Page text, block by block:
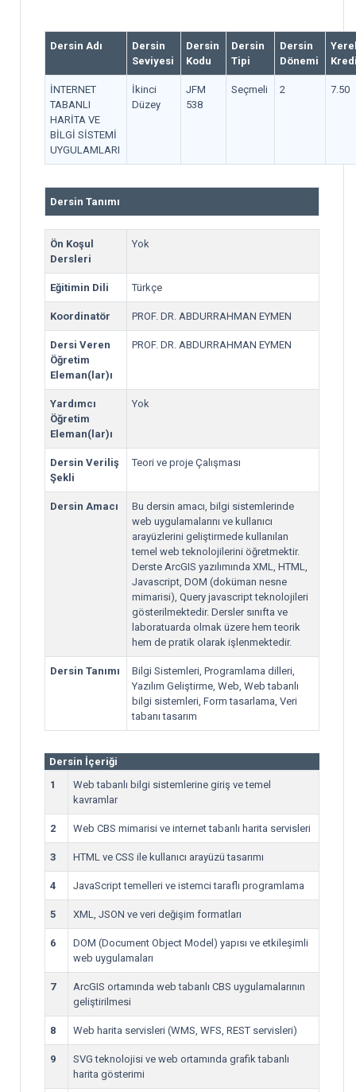
Dersin Adı
Dersin
Seviyesi
Dersin
Kodu
Dersin
Tipi
Dersin
Dönemi
İNTERNET
TABANLI
HARİTA VE
BİLGİ SİSTEMİ
UYGULAMLARI
İkinci
Düzey
JFM
538
Seçmeli 2 7.50
Dersin Tanımı
Ön Koşul
Dersleri
Yok
Eğitimin Dili Türkçe
Koordinatör PROF. DR. ABDURRAHMAN EYMEN
Dersi Veren
Öğretim
Eleman(lar)ı
PROF. DR. ABDURRAHMAN EYMEN
Yardımcı
Öğretim
Eleman(lar)ı
Yok
Dersin Veriliş
Şekli
Teori ve proje Çalışması
Dersin Amacı
Bu dersin amacı, bilgi sistemlerinde
web uygulamalarını ve kullanıcı
arayüzlerini geliştirmede kullanılan
temel web teknolojilerini öğretmektir.
Derste ArcGIS yazılımında XML, HTML,
Javascript, DOM (doküman nesne
mimarisi), Query javascript teknolojileri
gösterilmektedir. Dersler sınıfta ve
laboratuarda olmak üzere hem teorik
hem de pratik olarak işlenmektedir.
Dersin Tanımı
Bilgi Sistemleri, Programlama dilleri,
Yazılım Geliştirme, Web, Web tabanlı
bilgi sistemleri, Form tasarlama, Veri
tabanı tasarım
Dersin İçeriği
1
Web tabanlı bilgi sistemlerine giriş ve temel
kavramlar
2 Web CBS mimarisi ve internet tabanlı harita servisleri
3 HTML ve CSS ile kullanıcı arayüzü tasarımı
4 JavaScript temelleri ve istemci taraflı programlama
5 XML, JSON ve veri değişim formatları
6
DOM (Document Object Model) yapısı ve etkileşimli
web uygulamaları
7
ArcGIS ortamında web tabanlı CBS uygulamalarının
geliştirilmesi
8 Web harita servisleri (WMS, WFS, REST servisleri)
9
SVG teknolojisi ve web ortamında grafik tabanlı
harita gösterimi